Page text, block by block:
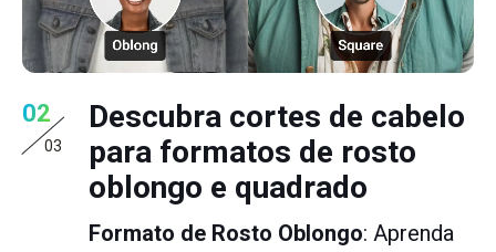
02
03
Descubra cortes de cabelo
para formatos de rosto
oblongo e quadrado
Formato de Rosto Oblongo: Aprenda